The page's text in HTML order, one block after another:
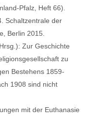
Pfalz, Heft 66).
Schaltzentrale der
Berlin 2015.
Zur Geschichte
zu
Bestehens 1859-
1908 sind nicht
mit der Euthanasie